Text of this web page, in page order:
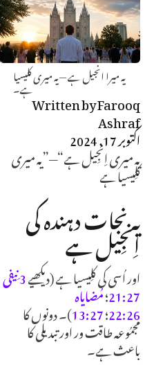
یہ میرا انجیل ہے — یہ میری کلیسیا
ہے۔Written byFarooq
Ashraf
اکتوبر 17, 2024
یہ میری اِنجِیل ہے“—”یہ میری
کلِیسیا ہے
یہ نجات دہندہ کی
اِنجِیل ہے
اور اُسی کی کلِیسیا ہے (دیکھیے 3 نِیفی
27:‏21 ؛مُضایاہ
26:‏22 ؛27:‏13 )۔ دونوں کا
مجمُوعہ طاقت ور اور تبدیلی کا
باعث ہے۔